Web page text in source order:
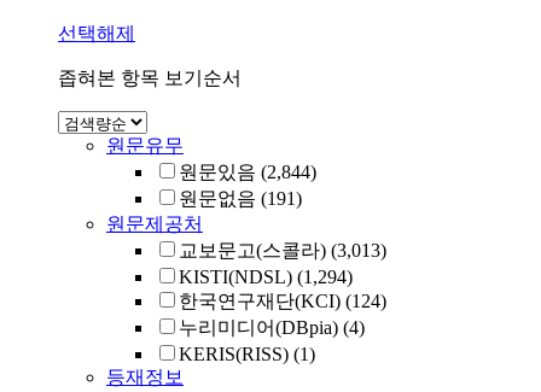
선택해제
좁혀본 항목 보기순서
원문유무
원문있음 (2,844)
원문없음 (191)
원문제공처
교보문고(스콜라) (3,013)
KISTI(NDSL) (1,294)
한국연구재단(KCI) (124)
누리미디어(DBpia) (4)
KERIS(RISS) (1)
등재정보